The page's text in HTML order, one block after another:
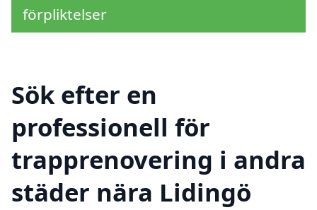
förpliktelser
Sök efter en
professionell för
trapprenovering i andra
städer nära Lidingö